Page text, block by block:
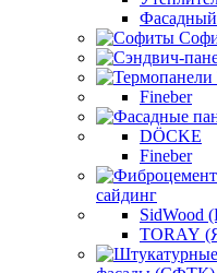
Fineber
DÖCKE
Fineber
сайдинг
SidWood
TORAY